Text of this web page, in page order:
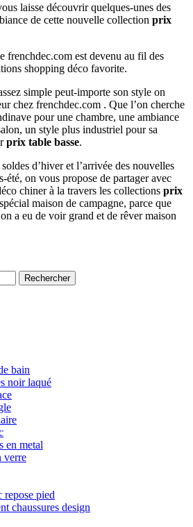
laisse découvrir quelques-unes des
de cette nouvelle collection prix
frenchdec.com est devenu au fil des
shopping déco favorite.
simple peut-importe son style on
chez frenchdec.com . Que l’on cherche
pour une chambre, une ambiance
un style plus industriel pour sa
prix table basse.
d’hiver et l’arrivée des nouvelles
été, on vous propose de partager avec
chiner à la travers les collections prix
maison de campagne, parce que
a eu de voir grand et de rêver maison
bain
noir laqué
en metal
verre
repose pied
chaussures design